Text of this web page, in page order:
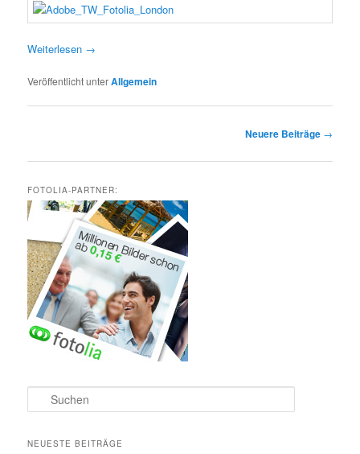
Weiterlesen →
Veröffentlicht unterAllgemein
Neuere Beiträge →
FOTOLIA-PARTNER:
u
h
NEUESTE BEITRÄGE